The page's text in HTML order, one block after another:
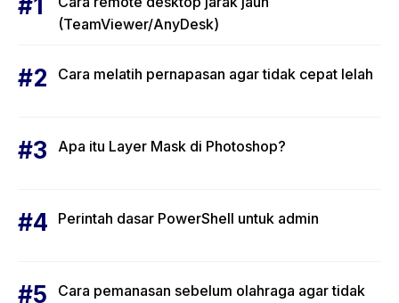
(TeamViewer/AnyDesk)
Cara melatih pernapasan agar tidak cepat lelah
Apa itu Layer Mask di Photoshop?
Perintah dasar PowerShell untuk admin
Cara pemanasan sebelum olahraga agar tidak